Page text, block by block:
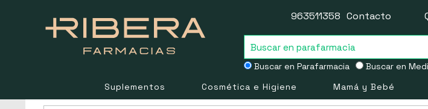
Buscar en Parafarmacia Buscar en
963511358 Contacto
Suplementos Cosmética e Higiene Mamá y Bebé